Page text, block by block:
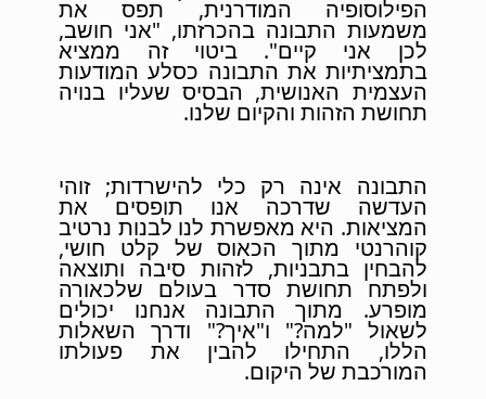
הפילוסופיה המודרנית, תפס את
משמעות התבונה בהכרזתו, "אני חושב,
לכן אני קיים". ביטוי זה ממציא
בתמציתיות את התבונה כסלע המודעות
העצמית האנושית, הבסיס שעליו בנויה
תחושת הזהות והקיום שלנו.
התבונה אינה רק כלי להישרדות; זוהי
העדשה שדרכה אנו תופסים את
המציאות. היא מאפשרת לנו לבנות נרטיב
קוהרנטי מתוך הכאוס של קלט חושי,
להבחין בתבניות, לזהות סיבה ותוצאה
ולפתח תחושת סדר בעולם שלכאורה
מופרע. מתוך התבונה אנחנו יכולים
לשאול "למה?" ו"איך?" ודרך השאלות
הללו, התחילו להבין את פעולתו
המורכבת של היקום.